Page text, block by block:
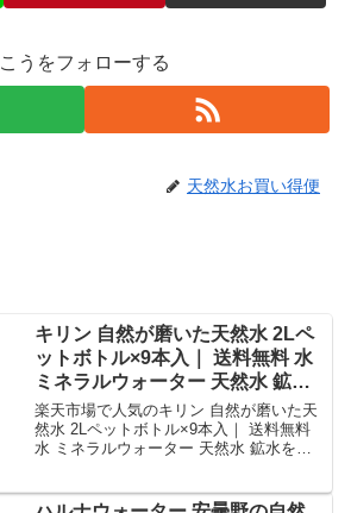
こうをフォローする
天然水お買い得便
キリン 自然が磨いた天然水 2Lペ
ットボトル×9本入｜ 送料無料 水
ミネラルウォーター 天然水 鉱水
｜価格・送料・ポイント還元まと
め
楽天市場で人気のキリン 自然が磨いた天
然水 2Lペットボトル×9本入｜ 送料無料
水 ミネラルウォーター 天然水 鉱水を徹
倍）。実ユーザーレビュー0件・平均評価